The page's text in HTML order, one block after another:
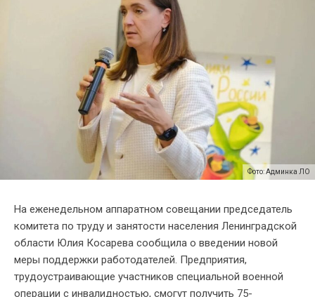
Фото: Админка ЛО
На еженедельном аппаратном совещании председатель
комитета по труду и занятости населения Ленинградской
области Юлия Косарева сообщила о введении новой
меры поддержки работодателей. Предприятия,
трудоустраивающие участников специальной военной
операции с инвалидностью, смогут получить 75-